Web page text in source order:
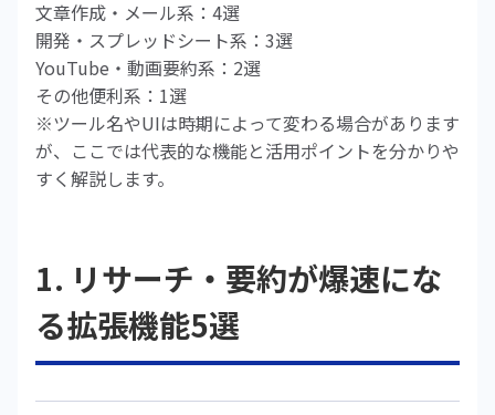
文章作成・メール系：4選
開発・スプレッドシート系：3選
YouTube・動画要約系：2選
その他便利系：1選
※ツール名やUIは時期によって変わる場合があります
が、ここでは代表的な機能と活用ポイントを分かりや
すく解説します。
1. リサーチ・要約が爆速にな
る拡張機能5選